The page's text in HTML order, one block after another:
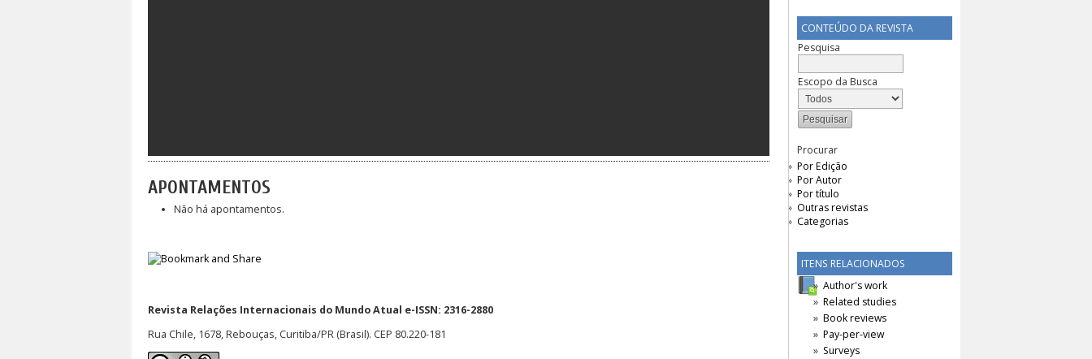
CONTEÚDO DA REVISTA
Pesquisa
Escopo da Busca
Procurar
Por Edição
Por Autor
Por título
Outras revistas
Categorias
ITENS RELACIONADOS
Author's work
Related studies
Book reviews
Pay-per-view
Surveys
APONTAMENTOS
Não há apontamentos.
Revista Relações Internacionais do Mundo Atual e-ISSN: 2316-2880
Rua Chile, 1678, Rebouças, Curitiba/PR (Brasil). CEP 80.220-181